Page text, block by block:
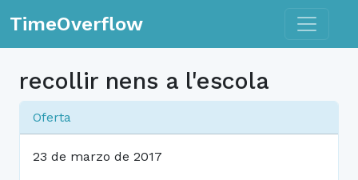
TimeOverflow Toggle
recollir nens a l'escola
Oferta
23 de marzo de 2017